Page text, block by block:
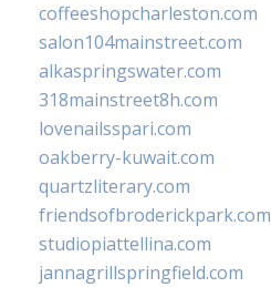
coffeeshopcharleston.com
salon104mainstreet.com
alkaspringswater.com
318mainstreet8h.com
lovenailsspari.com
oakberry-kuwait.com
quartzliterary.com
friendsofbroderickpark.com
studiopiattellina.com
jannagrillspringfield.com